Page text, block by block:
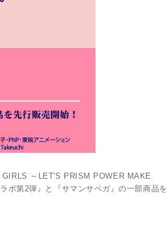
～LET'S PRISM POWER MAKE
ボ第2弾』と『サマンサベガ』の一部商品を